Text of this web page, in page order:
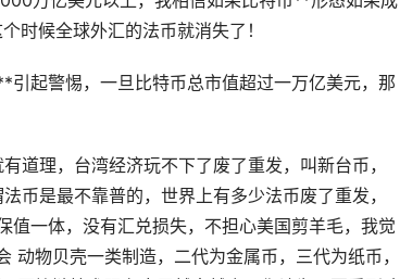
时候全球外汇的法币就消失了！
起警惕，一旦比特币总市值超过一万亿美元，那
道理，台湾经济玩不下了废了重发，叫新台币，
币是最不靠普的，世界上有多少法币废了重发，
值一体，没有汇兑损失，不担心美国剪羊毛，我觉
物贝壳一类制造，二代为金属币，三代为纸币，